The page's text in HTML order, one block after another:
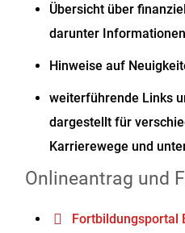
Übersicht über
darunter
Hinweise auf
weiterführende Links
dargestellt für
Karrierewege und
Onlineantrag und
Fortbildungsportal